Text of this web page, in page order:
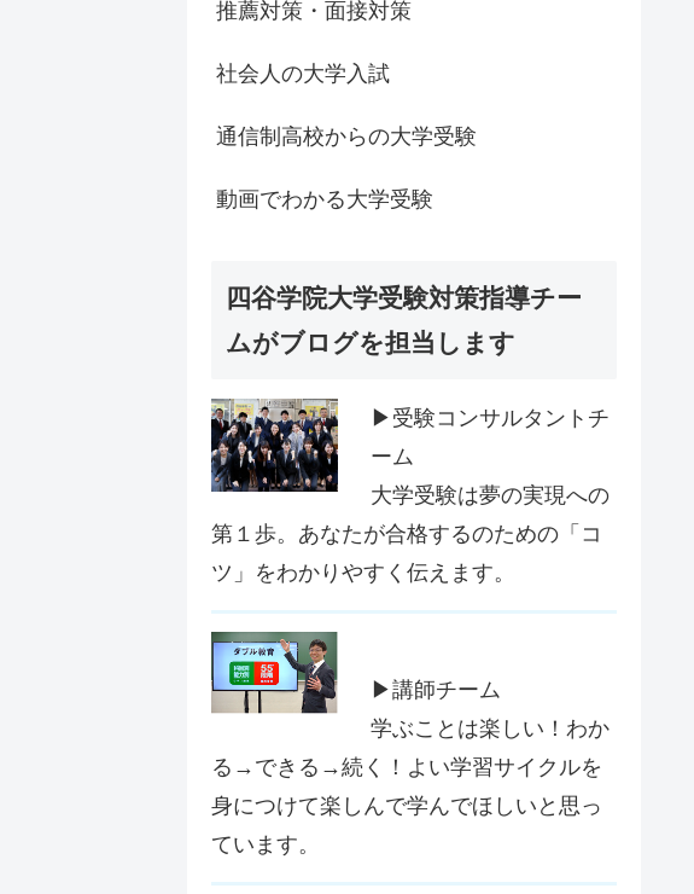
推薦対策・面接対策
社会人の大学入試
通信制高校からの大学受験
動画でわかる大学受験
四谷学院大学受験対策指導チー
ムがブログを担当します
▶受験コンサルタントチ
ーム
大学受験は夢の実現への
第１歩。あなたが合格するのための「コ
ツ」をわかりやすく伝えます。
▶講師チーム
学ぶことは楽しい！わか
る→できる→続く！よい学習サイクルを
身につけて楽しんで学んでほしいと思っ
ています。